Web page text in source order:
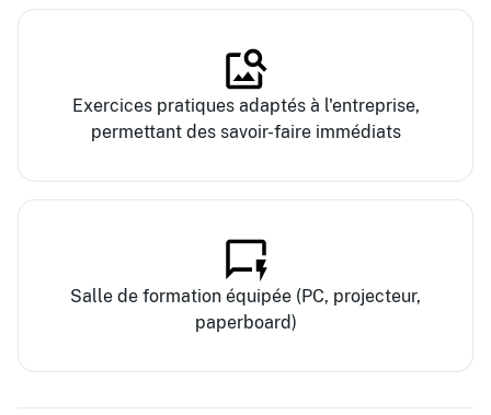
Exercices pratiques adaptés à l'entreprise,
permettant des savoir-faire immédiats
Salle de formation équipée (PC, projecteur,
paperboard)